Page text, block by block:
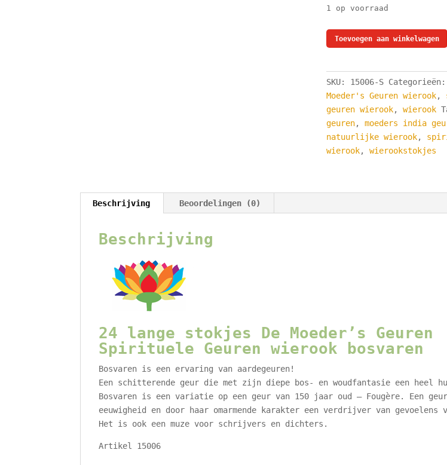
1 op voorraad
De
Moeder's
Wierook
lange
Natuurlijke
Toevoegen aan winkelwagen
SKU: 15006-S Categorieën:
Moeder's Geuren wierook,
geuren wierook,wierook
geuren,moeders india
natuurlijke wierook,
wierook,wierookstokjes
Beschrijving Beoordelingen (0)
Beschrijving
24 lange stokjes De Moeder’s Geuren
Spirituele Geuren wierook bosvaren
Bosvaren is een ervaring van aardegeuren!
Een schitterende geur die met zijn diepe bos- en woudfantasie een heel
Bosvaren is een variatie op een geur van 150 jaar oud – Fougѐre. Een
eeuwigheid en door haar omarmende karakter een verdrijver van gevoelens
Het is ook een muze voor schrijvers en dichters.
Artikel 15006